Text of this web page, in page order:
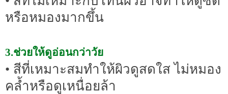
หรือหมองมากขึ้น
3.ช่วยให้ดูอ่อนกว่าวัย
• สีที่เหมาะสมทำให้ผิวดูสดใส ไม่หมอง
คล้ำหรือดูเหนื่อยล้า